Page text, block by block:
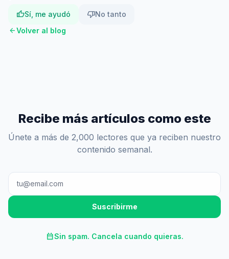
thumb_upSí, me ayudó thumb_downNo tanto
arrow_backVolver al blog
Recibe más artículos como este
Únete a más de 2,000 lectores que ya reciben nuestro
contenido semanal.
Suscribirme
calendar_monthSin spam. Cancela cuando quieras.